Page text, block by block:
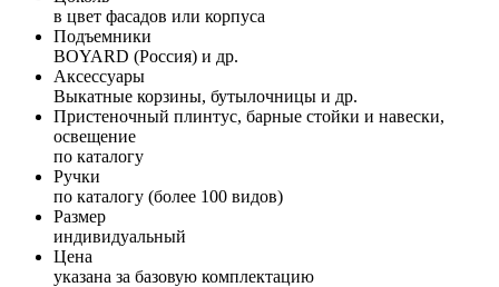
в цвет фасадов или корпуса
Подъемники
BOYARD (Россия) и др.
Аксессуары
Выкатные корзины, бутылочницы и др.
Пристеночный плинтус, барные стойки и навески,
освещение
по каталогу
Ручки
по каталогу (более 100 видов)
Размер
индивидуальный
Цена
указана за базовую комплектацию